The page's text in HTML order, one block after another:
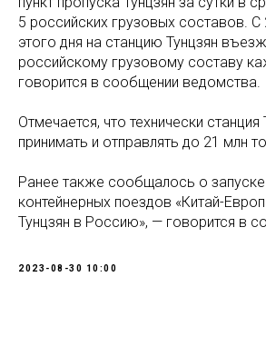
5 российских грузовых составов. С
этого дня на станцию Тунцзян
российскому грузовому составу
говорится в сообщении ведомства.
Отмечается, что технически
принимать и отправлять до 21 млн
Ранее также сообщалось о запуске
контейнерных поездов «Китай-
Тунцзян в Россию», — говорится в
2023-08-30 10:00